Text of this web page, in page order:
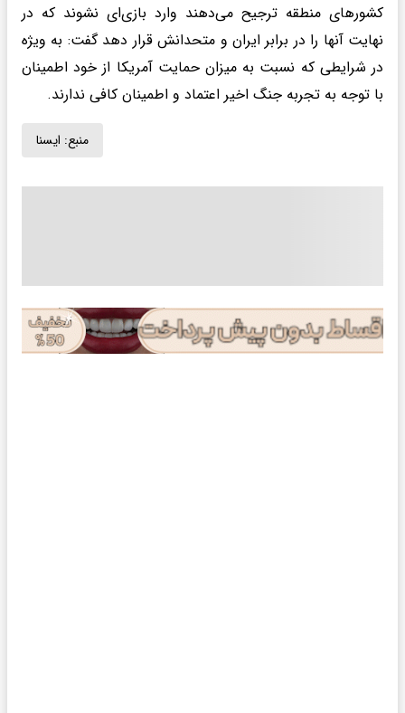
کشورهای منطقه ترجیح می‌دهند وارد بازی‌ای نشوند که در
نهایت آنها را در برابر ایران و متحدانش قرار دهد گفت: به ویژه
در شرایطی که نسبت به میزان حمایت آمریکا از خود اطمینان
با توجه به تجربه جنگ اخیر اعتماد و اطمینان کافی ندارند.
منبع: ايسنا